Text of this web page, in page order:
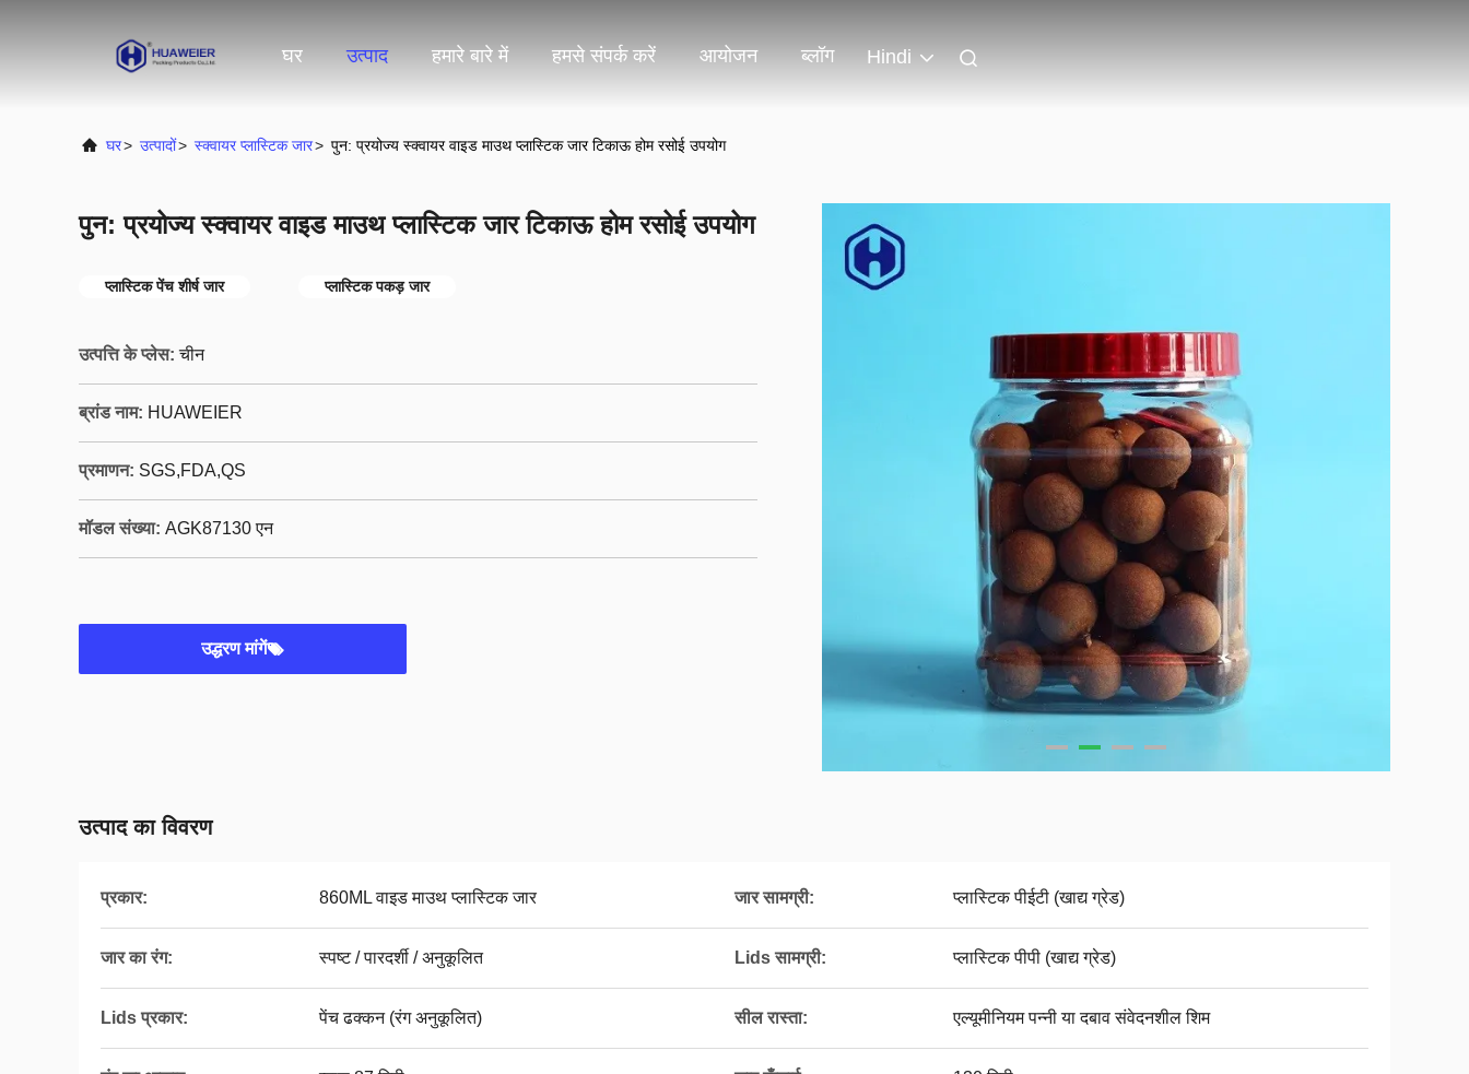
घर उत्पाद हमारे बारे में हमसे संपर्क करें आयोजन ब्लॉग Hindi
घर> उत्पादों> स्क्वायर प्लास्टिक जार> पुन: प्रयोज्य स्क्वायर वाइड माउथ प्लास्टिक जार टिकाऊ होम रसोई उपयोग
पुन: प्रयोज्य स्क्वायर वाइड माउथ प्लास्टिक जार टिकाऊ होम रसोई उपयोग
प्लास्टिक पेंच शीर्ष जार प्लास्टिक पकड़ जार
उत्पत्ति के प्लेस: चीन
ब्रांड नाम: HUAWEIER
प्रमाणन: SGS,FDA,QS
मॉडल संख्या: AGK87130 एन
उद्धरण मांगें
उत्पाद का विवरण
प्रकार: 860ML वाइड माउथ प्लास्टिक जार जार सामग्री: प्लास्टिक पीईटी (खाद्य ग्रेड)
जार का रंग: स्पष्ट / पारदर्शी / अनुकूलित Lids सामग्री: प्लास्टिक पीपी (खाद्य ग्रेड)
Lids प्रकार: पेंच ढक्कन (रंग अनुकूलित) सील रास्ता: एल्यूमीनियम पन्नी या दबाव संवेदनशील शिम